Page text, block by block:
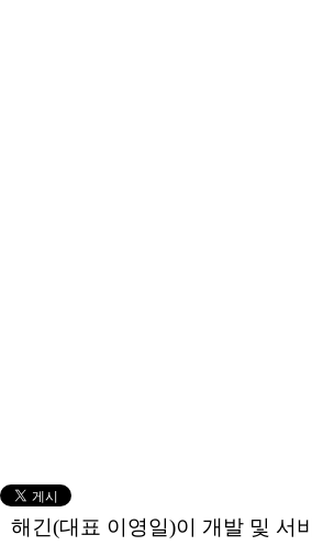
해긴(대표 이영일)이 개발 및 서